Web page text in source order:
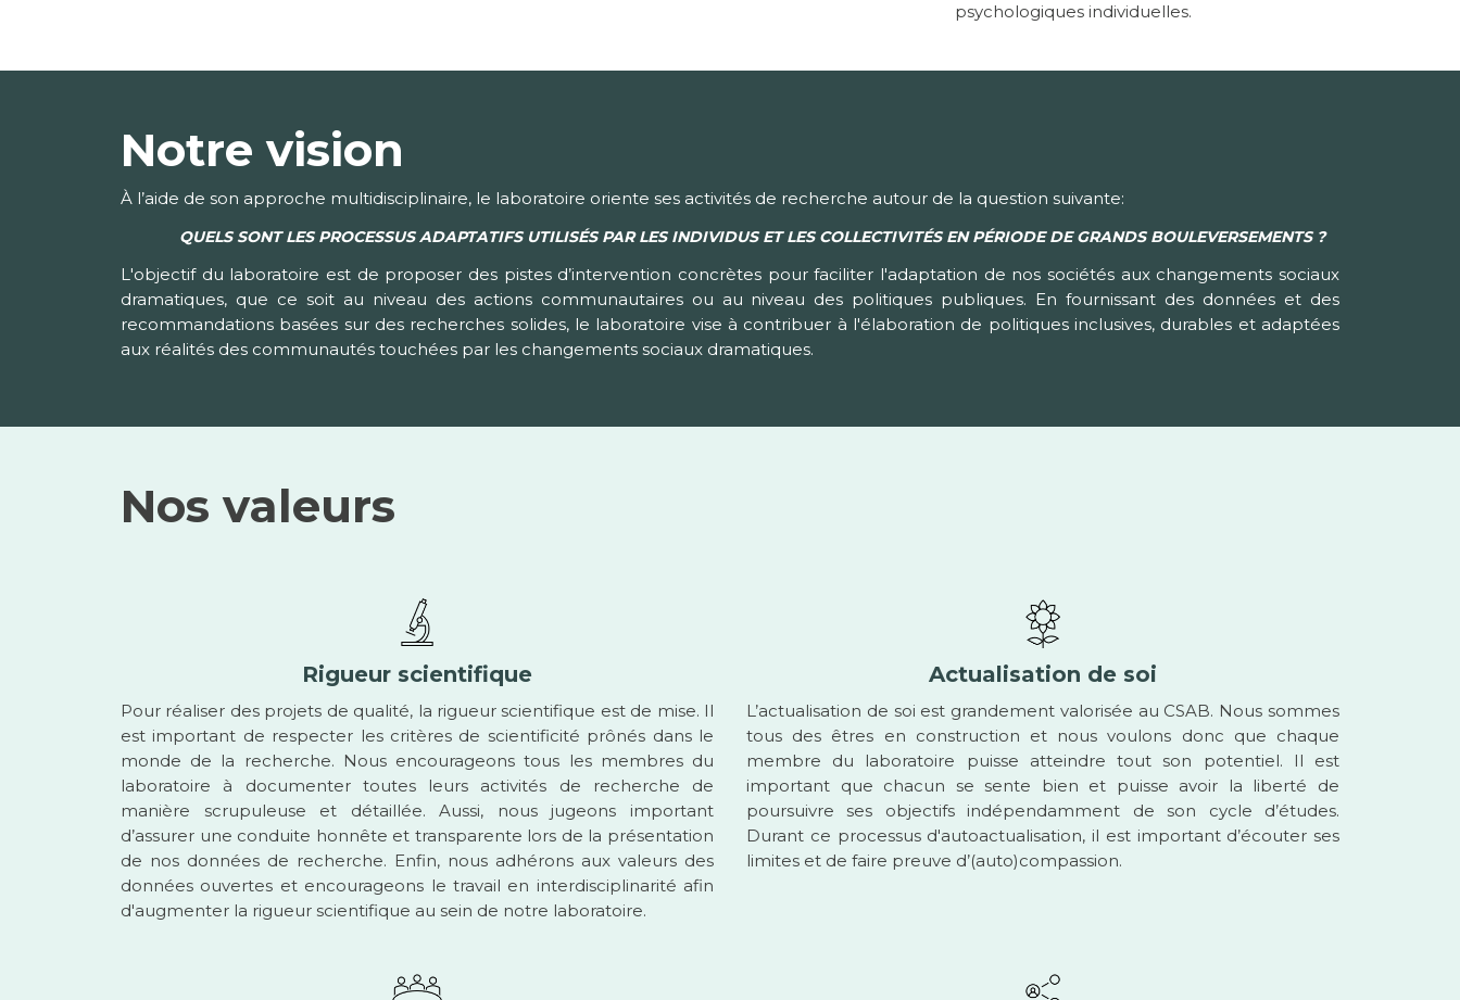
psychologiques individuelles.
Notre vision
À l’aide de son approche multidisciplinaire, le laboratoire oriente ses activités de recherche autour de la question suivante:
QUELS SONT LES PROCESSUS ADAPTATIFS UTILISÉS PAR LES INDIVIDUS ET LES COLLECTIVITÉS EN PÉRIODE DE GRANDS BOULEVERSEMENTS ?
L'objectif du laboratoire est de proposer des pistes d’intervention concrètes pour faciliter l'adaptation de nos sociétés aux changements sociaux
dramatiques, que ce soit au niveau des actions communautaires ou au niveau des politiques publiques. En fournissant des données et des
recommandations basées sur des recherches solides, le laboratoire vise à contribuer à l'élaboration de politiques inclusives, durables et adaptées
aux réalités des communautés touchées par les changements sociaux dramatiques.
Nos valeurs
Rigueur scientifique
Pour réaliser des projets de qualité, la rigueur scientifique est de mise. Il
est important de respecter les critères de scientificité prônés dans le
monde de la recherche. Nous encourageons tous les membres du
laboratoire à documenter toutes leurs activités de recherche de
manière scrupuleuse et détaillée. Aussi, nous jugeons important
d’assurer une conduite honnête et transparente lors de la présentation
de nos données de recherche. Enfin, nous adhérons aux valeurs des
données ouvertes et encourageons le travail en interdisciplinarité afin
d'augmenter la rigueur scientifique au sein de notre laboratoire.
Actualisation de soi
L’actualisation de soi est grandement valorisée au CSAB. Nous sommes
tous des êtres en construction et nous voulons donc que chaque
membre du laboratoire puisse atteindre tout son potentiel. Il est
important que chacun se sente bien et puisse avoir la liberté de
poursuivre ses objectifs indépendamment de son cycle d’études.
Durant ce processus d'autoactualisation, il est important d’écouter ses
limites et de faire preuve d’(auto)compassion.